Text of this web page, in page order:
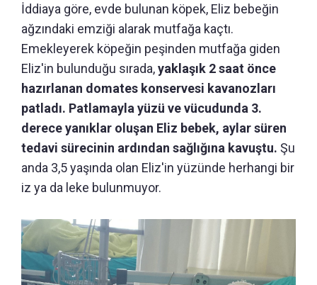
İddiaya göre, evde bulunan köpek, Eliz bebeğin
ağzındaki emziği alarak mutfağa kaçtı.
Emekleyerek köpeğin peşinden mutfağa giden
Eliz'in bulunduğu sırada,yaklaşık 2 saat önce
hazırlanan domates konservesi kavanozları
patladı. Patlamayla yüzü ve vücudunda 3.
derece yanıklar oluşan Eliz bebek, aylar süren
tedavi sürecinin ardından sağlığına kavuştu. Şu
anda 3,5 yaşında olan Eliz'in yüzünde herhangi bir
iz ya da leke bulunmuyor.